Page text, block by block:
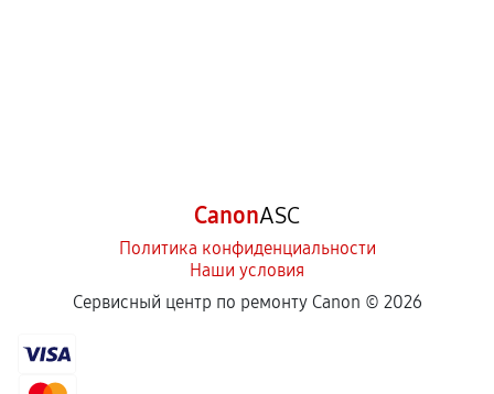
CanonASC
Политика конфиденциальности
Наши условия
Сервисный центр по ремонту Canon © 2026